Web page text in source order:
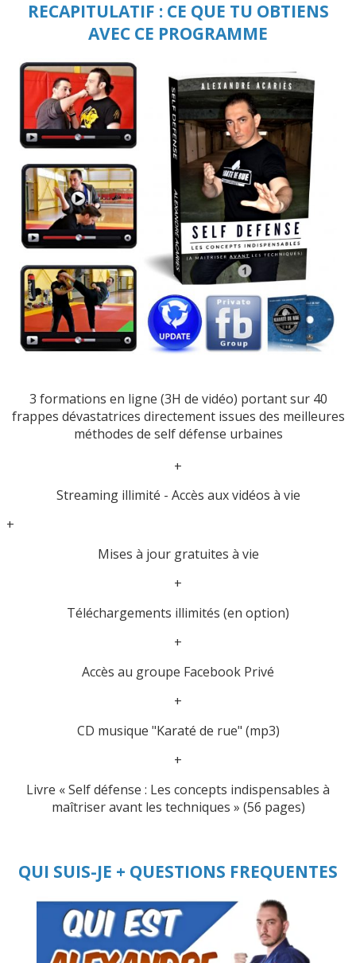
RECAPITULATIF : CE QUE TU OBTIENS
AVEC CE PROGRAMME
3 formations en ligne (3H de vidéo) portant sur 40
frappes dévastatrices directement issues des meilleures
méthodes de self défense urbaines
+
Streaming illimité - Accès aux vidéos à vie
+
Mises à jour gratuites à vie
+
Téléchargements illimités (en option)
+
Accès au groupe Facebook Privé
+
CD musique "Karaté de rue" (mp3)
+
Livre « Self défense : Les concepts indispensables à
maîtriser avant les techniques » (56 pages)
QUI SUIS-JE + QUESTIONS FREQUENTES